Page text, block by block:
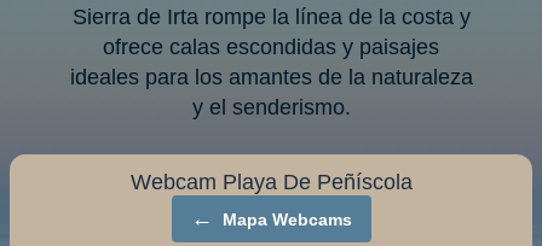
Sierra de Irta rompe la línea de la costa y
ofrece calas escondidas y paisajes
ideales para los amantes de la naturaleza
y el senderismo.
← Mapa Webcams
Webcam Playa De Peñíscola